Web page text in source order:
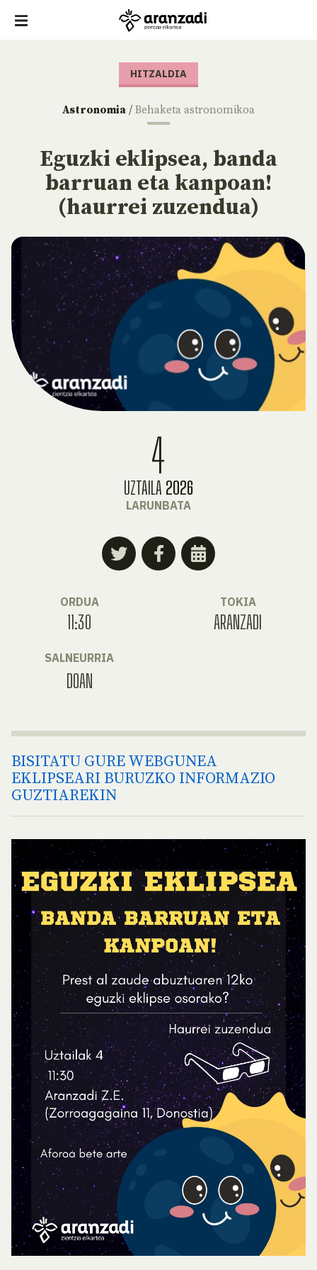
HITZALDIA
Astronomia / Behaketa astronomikoa
Eguzki eklipsea, banda
barruan eta kanpoan!
(haurrei zuzendua)
4
UZTAILA 2026
LARUNBATA
ORDUA
11:30
TOKIA
ARANZADI
SALNEURRIA
DOAN
BISITATU GURE WEBGUNEA
EKLIPSEARI BURUZKO INFORMAZIO
GUZTIAREKIN